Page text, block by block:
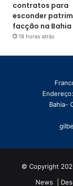
contratos para
esconder
facção na Bahia
18 horas atrás
Bahia-
© Copyright
News |